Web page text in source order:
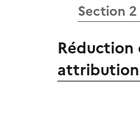
Section 2
attribution